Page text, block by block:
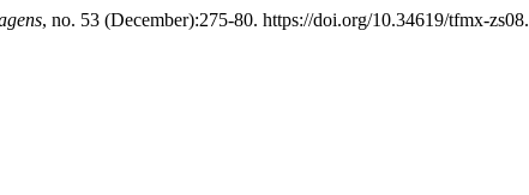
, no. 53 (December):275-80. https://doi.org/10.34619/tfmx-zs08.